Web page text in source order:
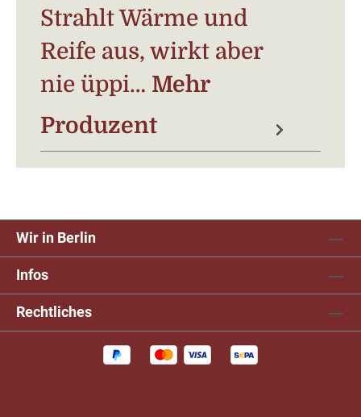
Strahlt Wärme und
Reife aus, wirkt aber
nie üppi… Mehr
Produzent
Wir in Berlin
Infos
Rechtliches